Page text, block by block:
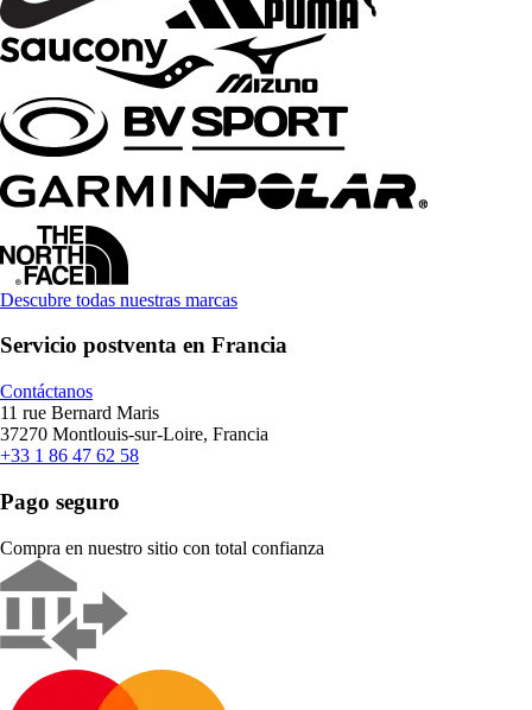
Descubre todas nuestras marcas
Servicio postventa en Francia
Contáctanos
11 rue Bernard Maris
37270 Montlouis-sur-Loire, Francia
+33 1 86 47 62 58
Pago seguro
Compra en nuestro sitio con total confianza